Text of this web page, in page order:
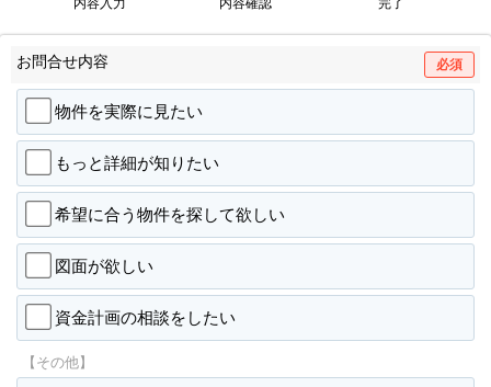
お問合せ内容 必須
物件を実際に見たい
もっと詳細が知りたい
希望に合う物件を探して欲しい
図面が欲しい
資金計画の相談をしたい
【その他】